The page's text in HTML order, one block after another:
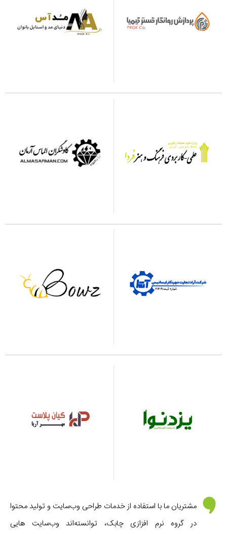
مشتریان ما با استفاده از خدمات طراحی وب‌سایت و تولید محتوا
در گروه نرم افزازی چابک، توانسته‌اند وب‌سایت هایی